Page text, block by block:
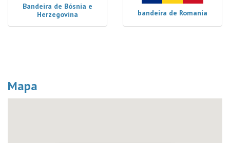
Bandeira de Bósnia e
Herzegovina
bandeira de Romania
Mapa